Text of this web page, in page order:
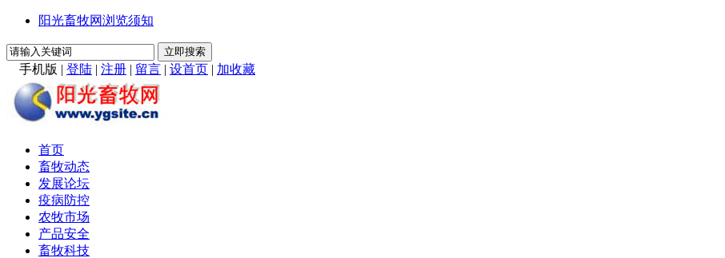
阳光畜牧网浏览须知
手机版 | 登陆 | 注册 | 留言 | 设首页 | 加收藏
首页
畜牧动态
发展论坛
疫病防控
农牧市场
产品安全
畜牧科技